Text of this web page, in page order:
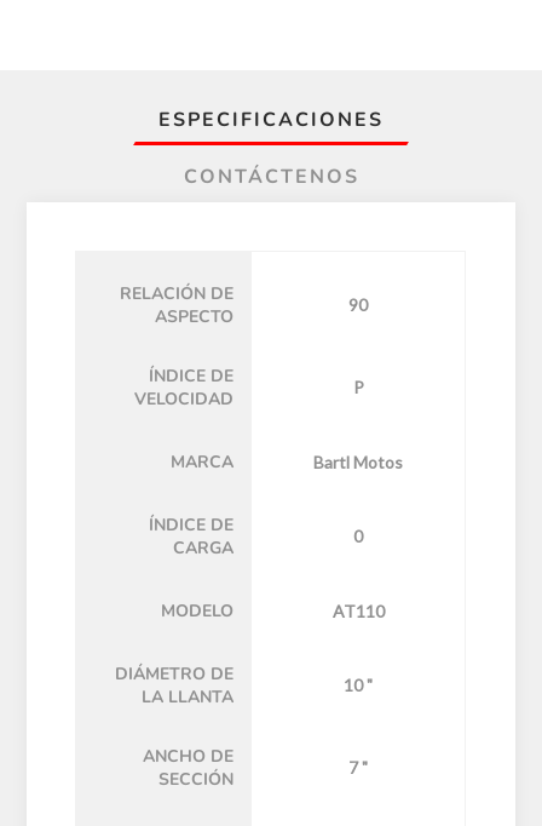
ESPECIFICACIONES
CONTÁCTENOS
RELACIÓN DE
ASPECTO
90
ÍNDICE DE
VELOCIDAD
P
MARCA Bartl Motos
ÍNDICE DE
CARGA
0
MODELO AT110
DIÁMETRO DE
LA LLANTA
10 "
ANCHO DE
SECCIÓN
7 "